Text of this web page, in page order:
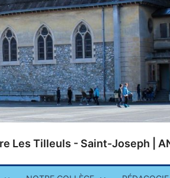
Les Tilleuls - Saint-Joseph |